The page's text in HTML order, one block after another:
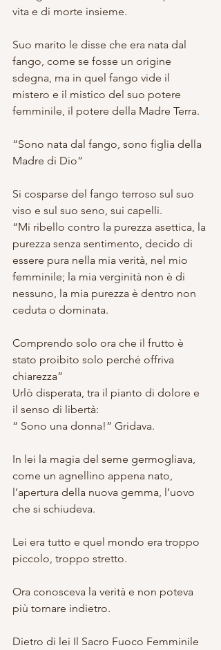
vita e di morte insieme.
Suo marito le disse che era nata dal
fango, come se fosse un origine
sdegna, ma in quel fango vide il
mistero e il mistico del suo potere
femminile, il potere della Madre Terra.
“Sono nata dal fango, sono figlia della
Madre di Dio”
Si cosparse del fango terroso sul suo
viso e sul suo seno, sui capelli.
“Mi ribello contro la purezza asettica, la
purezza senza sentimento, decido di
essere pura nella mia verità, nel mio
femminile; la mia verginità non è di
nessuno, la mia purezza è dentro non
ceduta o dominata.
Comprendo solo ora che il frutto è
stato proibito solo perché offriva
chiarezza”
Urlò disperata, tra il pianto di dolore e
il senso di libertà:
“ Sono una donna!” Gridava.
In lei la magia del seme germogliava,
come un agnellino appena nato,
l’apertura della nuova gemma, l’uovo
che si schiudeva.
Lei era tutto e quel mondo era troppo
piccolo, troppo stretto.
Ora conosceva la verità e non poteva
più tornare indietro.
Dietro di lei Il Sacro Fuoco Femminile